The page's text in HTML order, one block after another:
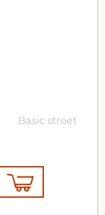
Basic street